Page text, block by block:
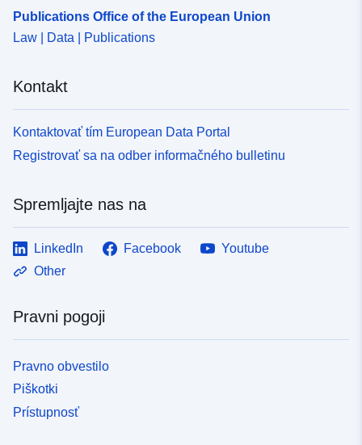
Publications Office of the European Union
Law | Data | Publications
Kontakt
Kontaktovať tím European Data Portal
Registrovať sa na odber informačného bulletinu
Spremljajte nas na
LinkedIn Facebook
Youtube
Other
Pravni pogoji
Pravno obvestilo
Piškotki
Prístupnosť